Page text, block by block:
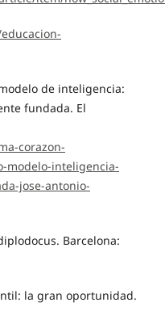
de inteligencia:
fundada. El
corazon-
modelo-inteligencia-
jose-antonio-
Barcelona:
la gran oportunidad.